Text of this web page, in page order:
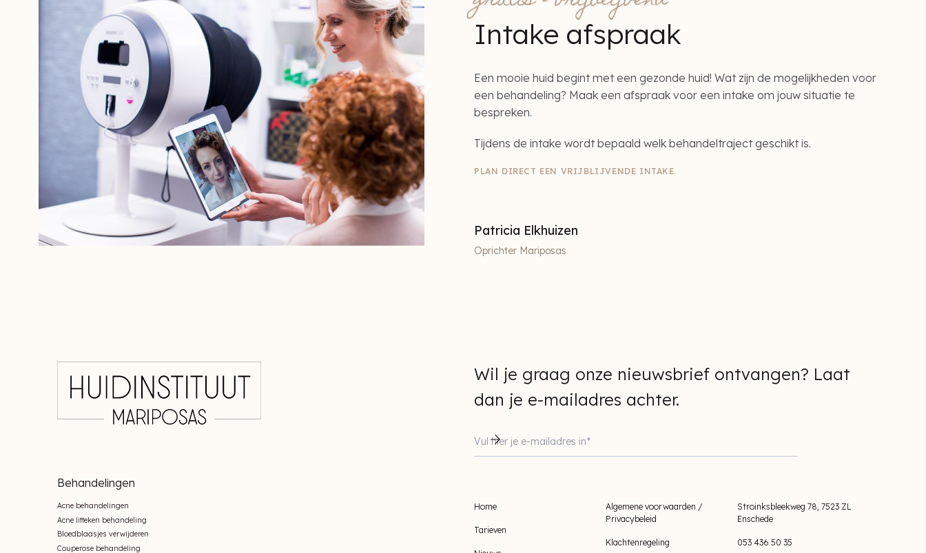
Intake afspraak
Een mooie huid begint met een gezonde huid! Wat zijn de mogelijkheden voor
een behandeling? Maak een afspraak voor een intake om jouw situatie te
bespreken.
Tijdens de intake wordt bepaald welk behandeltraject geschikt is.
PLAN DIRECT EEN VRIJBLIJVENDE INTAKE
Patricia Elkhuizen
Oprichter Mariposas
Behandelingen
Acne behandelingen
Acne litteken behandeling
Bloedblaasjes verwijderen
Couperose behandeling
Wil je graag onze nieuwsbrief ontvangen? Laat
dan je e-mailadres achter.
Home
Tarieven
Algemene voorwaarden /
Privacybeleid
Klachtenregeling
Stroinksbleekweg 78, 7523 ZL
Enschede
053 436 50 35